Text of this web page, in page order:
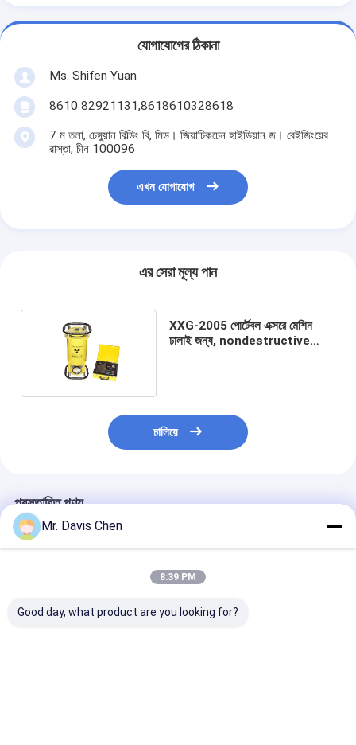
যোগাযোগের ঠিকানা
Ms. Shifen Yuan
8610 82921131,8618610328618
7 ম তলা, চেঙ্গুয়ান বিল্ডিং বি, মিড। জিয়াচিকচেন হাইডিয়ান জ। বেইজিংয়ের
রাস্তা, চীন 100096
এখন যোগাযোগ
এর সেরা মূল্য পান
XXG-2005 পোর্টেবল এক্সরে মেশিন
ঢালাই জন্য, nondestructive
চালিয়ে
প্রস্তাবিত পণ্য
Mr. Davis Chen
8:39 PM
Good day, what product are you looking for?